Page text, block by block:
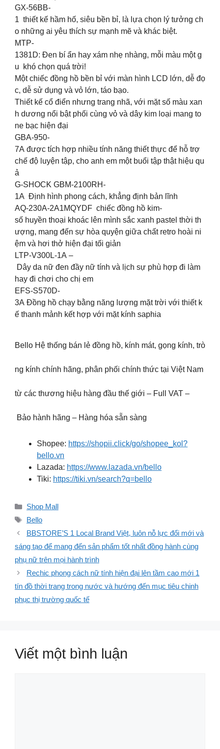
GX-56BB-
1 thiết kế hầm hố, siêu bền bỉ, là lựa chọn lý tưởng ch
o những ai yêu thích sự mạnh mẽ và khác biệt.
MTP-
1381D: Đen bí ẩn hay xám nhẹ nhàng, mỗi màu một g
u khó chọn quá trời!
Một chiếc đồng hồ bền bỉ với màn hình LCD lớn, dễ đọ
c, dễ sử dụng và vỏ lớn, táo bạo.
Thiết kế cổ điển nhưng trang nhã, với mặt số màu xan
h dương nổi bật phối cùng vỏ và dây kim loại mang to
ne bạc hiện đại
GBA-950-
7A được tích hợp nhiều tính năng thiết thực để hỗ trợ
chế độ luyện tập, cho anh em một buổi tập thật hiệu qu
ả ‍️
G-SHOCK GBM-2100RH-
1A Định hình phong cách, khẳng định bản lĩnh
AQ-230A-2A1MQYDF chiếc đồng hồ kim-
số huyền thoại khoác lên mình sắc xanh pastel thời th
ượng, mang đến sự hòa quyện giữa chất retro hoài ni
ệm và hơi thở hiện đại tối giản
LTP-V300L-1A –
Dây da nữ đen đầy nữ tính và lịch sự phù hợp đi làm
hay đi chơi cho chị em
EFS-S570D-
3A Đồng hồ chạy bằng năng lượng mặt trời với thiết k
ế thanh mảnh kết hợp với mặt kính saphia
Bello Hệ thống bán lẻ đồng hồ, kính mát, gọng kính, trò
ng kính chính hãng, phân phối chính thức tại Việt Nam
từ các thương hiệu hàng đầu thế giới – Full VAT –
Bảo hành hãng – Hàng hóa sẵn sàng
Shopee: https://shopii.click/go/shopee_kol?
bello.vn
Lazada: https://www.lazada.vn/bello
Tiki: https://tiki.vn/search?q=bello
Danh
mục
Shop Mall
Thẻ
Bello
BBSTORE’S 1 Local Brand Việt, luôn nỗ lực đổi mới và
sáng tạo để mang đến sản phẩm tốt nhất đồng hành cùng
phụ nữ trên mọi hành trình
Rechic phong cách nữ tính hiện đại lên tầm cao mới 1
tín đồ thời trang trong nước và hướng đến mục tiêu chinh
phục thị trường quốc tế
Viết một bình luận